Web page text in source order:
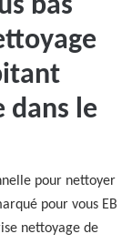
bas
dans le
pour nettoyer
pour vous EB
nettoyage de